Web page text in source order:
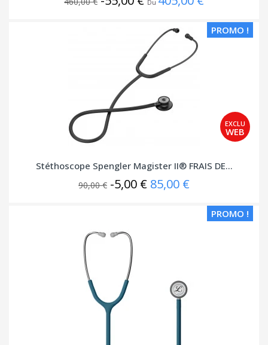
Du
PROMO !
Stéthoscope Spengler Magister II® FRAIS DE...
90,00 € -5,00 € 85,00 €
PROMO !